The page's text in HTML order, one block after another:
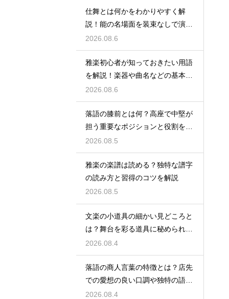
仕舞とは何かをわかりやすく解
説！能の名場面を装束なしで演じ
る独特な舞台の魅力に迫る
2026.08.6
雅楽初心者が知っておきたい用語
を解説！楽器や曲名などの基本を
やさしく紹介、これで専門用語も
怖くない
2026.08.6
落語の膝前とは何？高座で中堅が
担う重要なポジションと役割を解
説
2026.08.5
雅楽の楽譜は読める？独特な譜字
の読み方と習得のコツを解説
2026.08.5
文楽の小道具の細かい見どころと
は？舞台を彩る道具に秘められた
意味や豆知識を徹底解説
2026.08.4
落語の商人言葉の特徴とは？店先
での愛想の良い口調や独特の語尾
など、その言い回しの特徴を解説
2026.08.4